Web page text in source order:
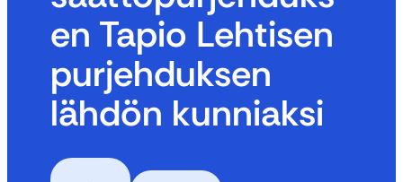
en Tapio Lehtisen
purjehduksen
lähdön kunniaksi